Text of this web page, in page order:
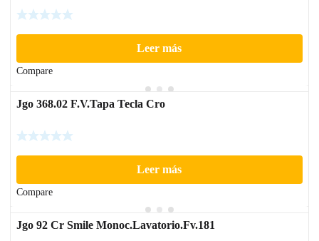
Leer más
Compare
Jgo 368.02 F.V.Tapa Tecla Cro
Leer más
Compare
Jgo 92 Cr Smile Monoc.Lavatorio.Fv.181